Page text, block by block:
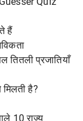
हैं
तितली प्रजातियाँ
है?
10 राज्य